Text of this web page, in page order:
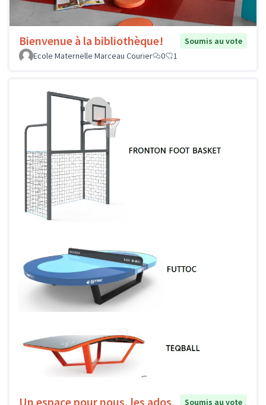
Bienvenue à la bibliothèque!
Soumis au vote
Ecole Maternelle Marceau Courier
0 1
Un espace pour nous, les ados. Soumis au vote